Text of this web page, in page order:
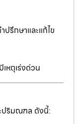
ปรึกษาและแก้ไข
หตุเร่งด่วน
ปริมณฑล ดังนี้: